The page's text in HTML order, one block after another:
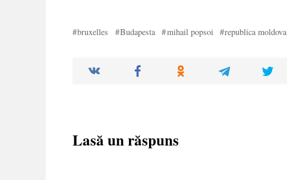
bruxelles Budapesta mihail popsoi republica moldova
Lasă un răspuns